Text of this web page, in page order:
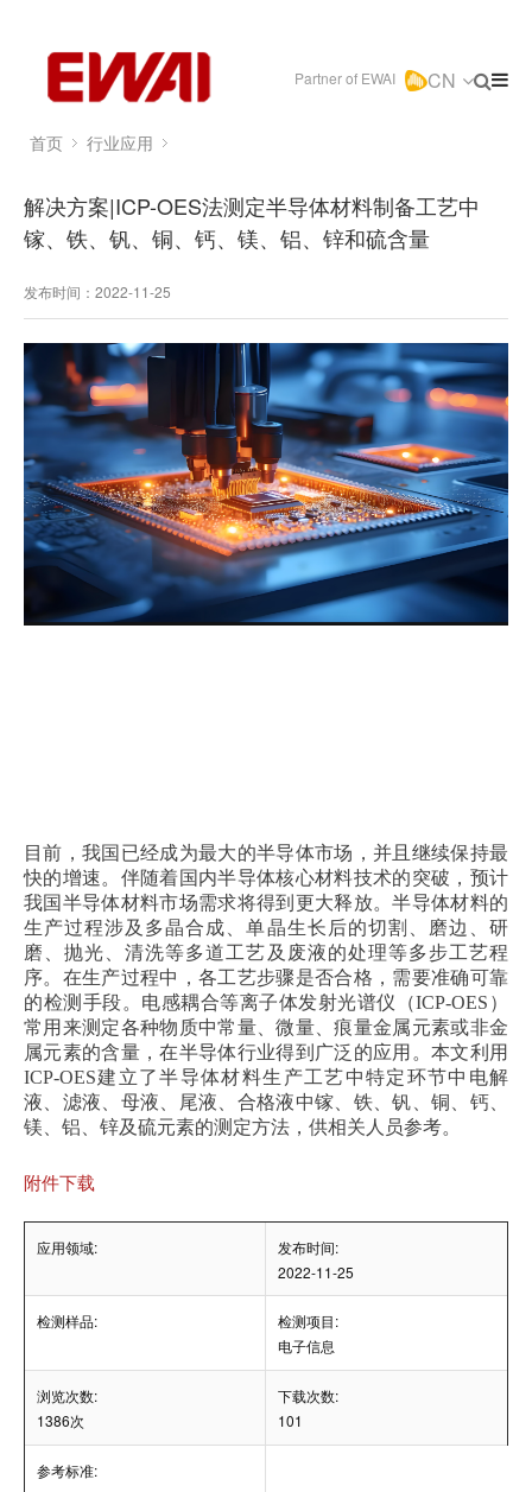
Partner of EWAI CN
首页 行业应用
解决方案|ICP-OES法测定半导体材料制备工艺中
镓、铁、钒、铜、钙、镁、铝、锌和硫含量
发布时间：2022-11-25
目前，我国已经成为最大的半导体市场，并且继续保持最
快的增速。伴随着国内半导体核心材料技术的突破，预计
我国半导体材料市场需求将得到更大释放。半导体材料的
生产过程涉及多晶合成、单晶生长后的切割、磨边、研
磨、抛光、清洗等多道工艺及废液的处理等多步工艺程
序。在生产过程中，各工艺步骤是否合格，需要准确可靠
的检测手段。电感耦合等离子体发射光谱仪（ICP-OES）
常用来测定各种物质中常量、微量、痕量金属元素或非金
属元素的含量，在半导体行业得到广泛的应用。本文利用
ICP-OES建立了半导体材料生产工艺中特定环节中电解
液、滤液、母液、尾液、合格液中镓、铁、钒、铜、钙、
镁、铝、锌及硫元素的测定方法，供相关人员参考。
附件下载
应用领域:
发布时间:
2022-11-25
检测样品:
检测项目:
电子信息
浏览次数:
1386次
下载次数:
101
参考标准: